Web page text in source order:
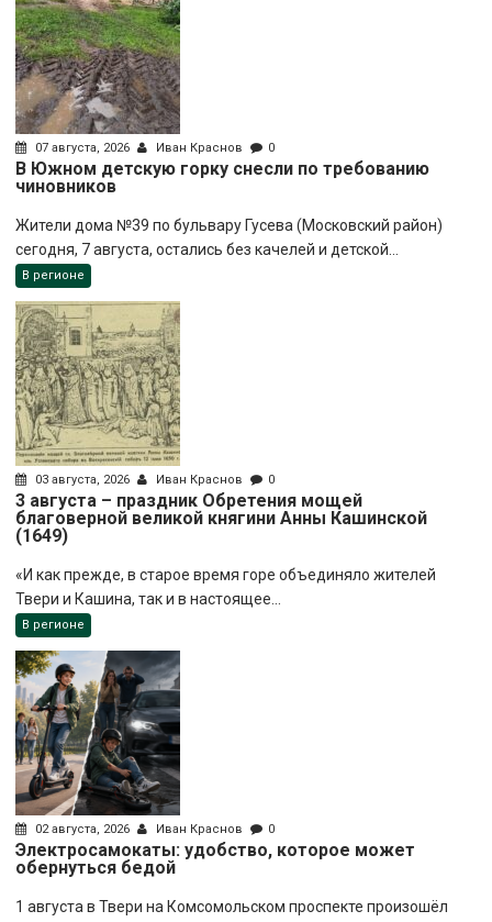
07 августа, 2026 Иван Краснов 0
В Южном детскую горку снесли по требованию
чиновников
Жители дома №39 по бульвару Гусева (Московский район)
сегодня, 7 августа, остались без качелей и детской...
В регионе
03 августа, 2026 Иван Краснов 0
3 августа – праздник Обретения мощей
благоверной великой княгини Анны Кашинской
(1649)
«И как прежде, в старое время горе объединяло жителей
Твери и Кашина, так и в настоящее...
В регионе
02 августа, 2026 Иван Краснов 0
Электросамокаты: удобство, которое может
обернуться бедой
1 августа в Твери на Комсомольском проспекте произошёл